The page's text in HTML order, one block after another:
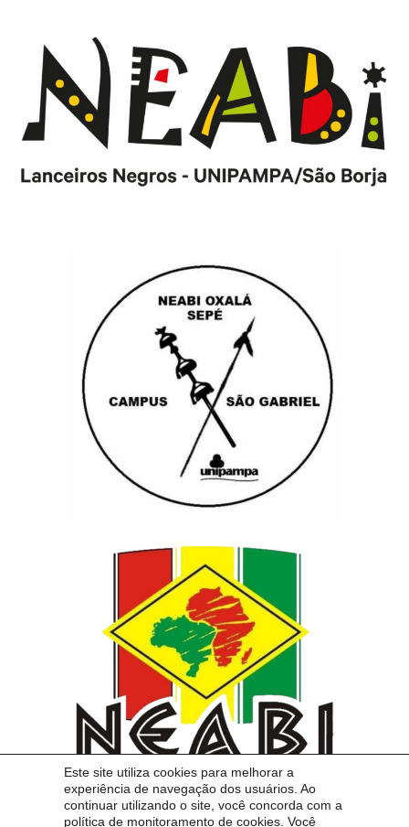
Este site utiliza cookies para melhorar a
experiência de navegação dos usuários. Ao
continuar utilizando o site, você concorda com a
política de monitoramento de cookies. Você